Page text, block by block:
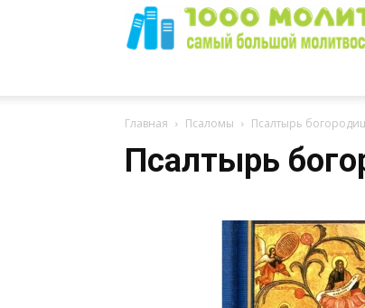
Главная Псаломы Псалтырь
Псалтырь